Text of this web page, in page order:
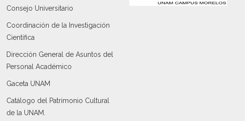
Consejo Universitario
Coordinación de la Investigación
Científica
Dirección General de Asuntos del
Personal Académico
Gaceta UNAM
Catálogo del Patrimonio Cultural
de la UNAM.